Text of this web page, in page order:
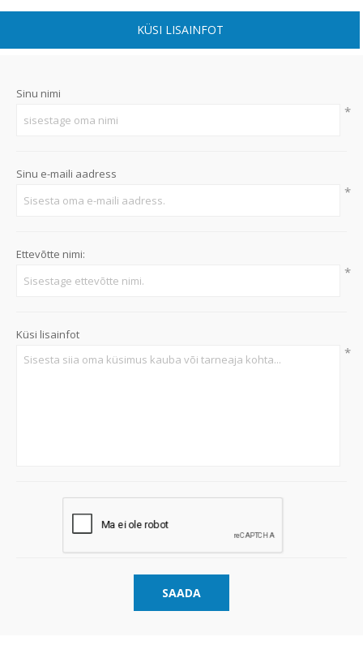
KÜSI LISAINFOT
Sinu nimi
*
Sinu e-maili aadress
*
Ettevõtte nimi:
*
Küsi lisainfot
*
SAADA